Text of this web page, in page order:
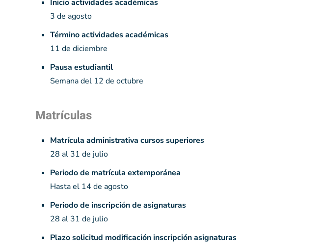
Inicio actividades académicas
3 de agosto
Término actividades académicas
11 de diciembre
Pausa estudiantil
Semana del 12 de octubre
Matrículas
Matrícula administrativa cursos superiores
28 al 31 de julio
Periodo de matrícula extemporánea
Hasta el 14 de agosto
Periodo de inscripción de asignaturas
28 al 31 de julio
Plazo solicitud modificación inscripción asignaturas